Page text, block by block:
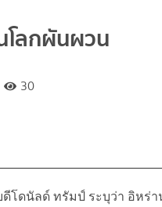
โลกผันผวน
30
ดนัลด์ ทรัมป์ ระบุว่า อิหร่า